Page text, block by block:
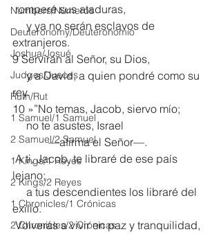
Numbers/Números
Deuteronomy/Deuteronomio
Joshua/Josué
Judges/Jueces
Ruth/Rut
1 Samuel/1 Samuel
2 Samuel/2 Samuel
1 Kings/1 Reyes
2 Kings/2 Reyes
1 Chronicles/1 Crónicas
2 Chronicles/2 Crónicas
romperé sus ataduras,
     y ya no serán esclavos de
extranjeros.
9 Servirán al Señor, su Dios,
     y a David, a quien pondré como su
rey.
10 »”No temas, Jacob, siervo mío;
     no te asustes, Israel
             —afirma el Señor—.
A ti, Jacob, te libraré de ese país
lejano;
exilio.
Volverás a vivir en paz y tranquilidad,